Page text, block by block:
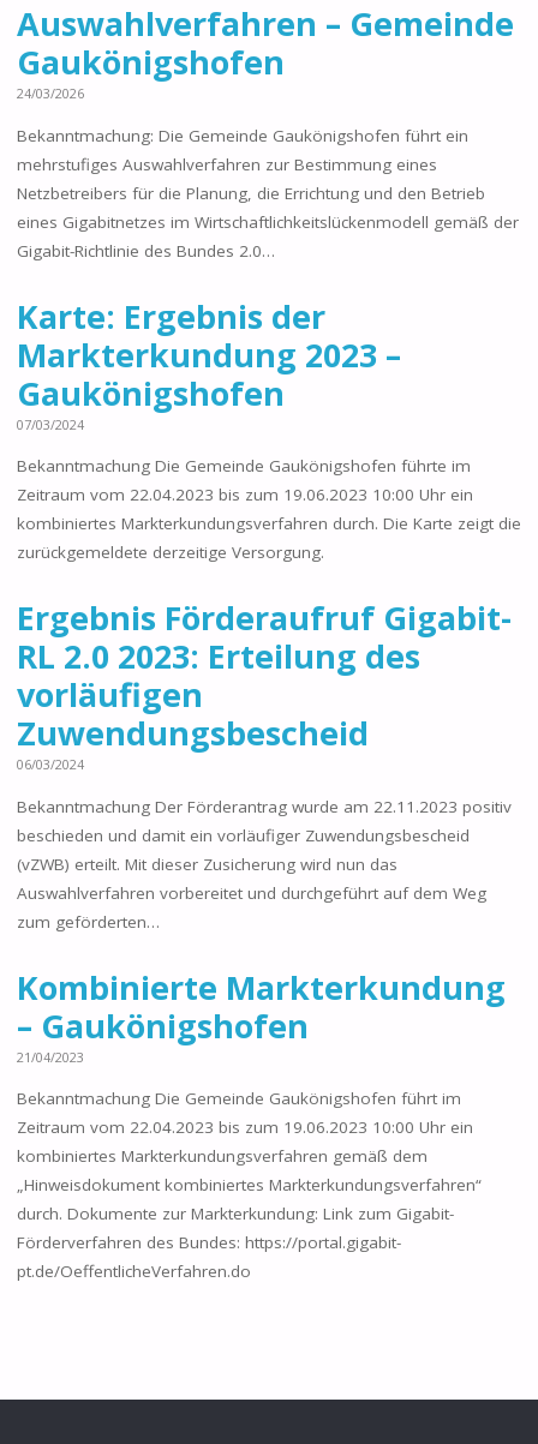
Auswahlverfahren – Gemeinde
Gaukönigshofen
24/03/2026
Bekanntmachung: Die Gemeinde Gaukönigshofen führt ein
mehrstufiges Auswahlverfahren zur Bestimmung eines
Netzbetreibers für die Planung, die Errichtung und den Betrieb
eines Gigabitnetzes im Wirtschaftlichkeitslückenmodell gemäß der
Gigabit-Richtlinie des Bundes 2.0…
Karte: Ergebnis der
Markterkundung 2023 –
Gaukönigshofen
07/03/2024
Bekanntmachung Die Gemeinde Gaukönigshofen führte im
Zeitraum vom 22.04.2023 bis zum 19.06.2023 10:00 Uhr ein
kombiniertes Markterkundungsverfahren durch. Die Karte zeigt die
zurückgemeldete derzeitige Versorgung.
Ergebnis Förderaufruf Gigabit-
RL 2.0 2023: Erteilung des
vorläufigen
Zuwendungsbescheid
06/03/2024
Bekanntmachung Der Förderantrag wurde am 22.11.2023 positiv
beschieden und damit ein vorläufiger Zuwendungsbescheid
(vZWB) erteilt. Mit dieser Zusicherung wird nun das
Auswahlverfahren vorbereitet und durchgeführt auf dem Weg
zum geförderten…
Kombinierte Markterkundung
– Gaukönigshofen
21/04/2023
Bekanntmachung Die Gemeinde Gaukönigshofen führt im
Zeitraum vom 22.04.2023 bis zum 19.06.2023 10:00 Uhr ein
kombiniertes Markterkundungsverfahren gemäß dem
„Hinweisdokument kombiniertes Markterkundungsverfahren“
durch. Dokumente zur Markterkundung: Link zum Gigabit-
Förderverfahren des Bundes: https://portal.gigabit-
pt.de/OeffentlicheVerfahren.do